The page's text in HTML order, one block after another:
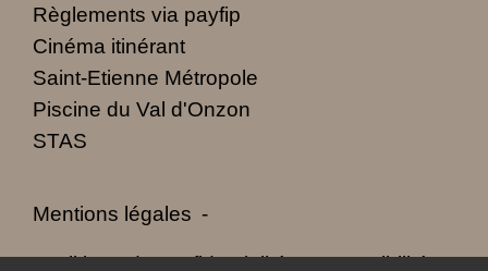
Règlements via payfip
Cinéma itinérant
Saint-Etienne Métropole
Piscine du Val d'Onzon
STAS
Mentions légales -
Politique de confidentialité - Accessibilité -